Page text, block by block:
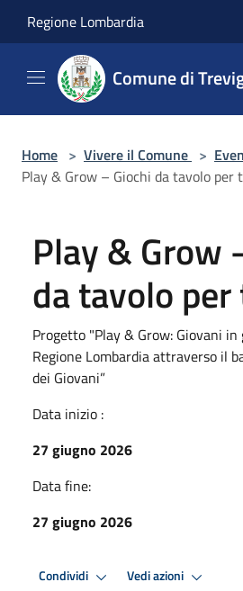
Regione Lombardia
Comune di
Home > Vivere il Comune >
Play & Grow – Giochi da tavolo per
Play & Grow
da tavolo
Progetto "Play & Grow: Giovani
Regione Lombardia attraverso il
dei Giovani”
Data inizio :
27 giugno 2026
Data fine:
27 giugno 2026
Condividi Vedi azioni